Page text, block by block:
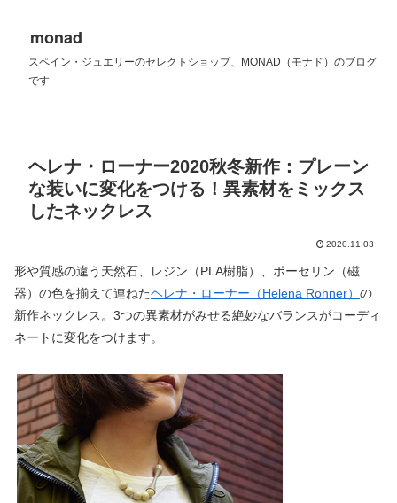
monad
スペイン・ジュエリーのセレクトショップ、MONAD（モナド）のブログ
です
ヘレナ・ローナー2020秋冬新作：プレーン
な装いに変化をつける！異素材をミックス
したネックレス
2020.11.03
形や質感の違う天然石、レジン（PLA樹脂）、ポーセリン（磁
器）の色を揃えて連ねたヘレナ・ローナー（Helena Rohner） の
新作ネックレス。3つの異素材がみせる絶妙なバランスがコーディ
ネートに変化をつけます。